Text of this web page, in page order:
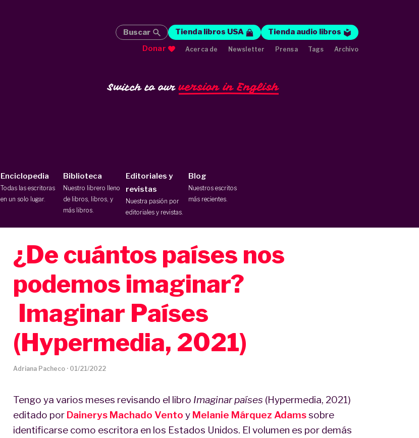
Switch to ourversion in English
Enciclopedia
Todas las escritoras
en un solo lugar.
Biblioteca
Nuestro librero lleno
de libros, libros, y
más libros.
Editoriales y
revistas
Nuestra pasión por
editoriales y revistas.
Blog
Nuestros escritos
más recientes.
Buscar Tienda libros USA
Tienda audio libros
Donar
Acerca de Newsletter Prensa Tags Archivo
¿De cuántos países nos
podemos imaginar?
Imaginar Países
(Hypermedia, 2021)
Adriana Pacheco· 01/21/2022
Tengo ya varios meses revisando el libro Imaginar países (Hypermedia, 2021)
editado por Dainerys Machado Vento y Melanie Márquez Adamssobre
identificarse como escritora en los Estados Unidos. El volumen es por demás